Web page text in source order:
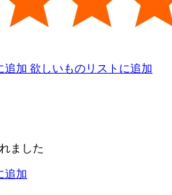
欲しいものリストに追加
ました